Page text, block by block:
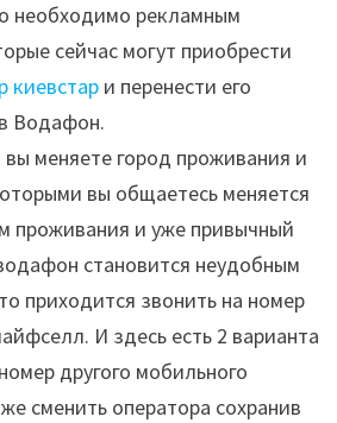
необходимо рекламным
сейчас могут приобрести
киевстари перенести его
Водафон.
вы меняете город проживания и
вы общаетесь меняется
проживания и уже привычный
становится неудобным
приходится звонить на номер
И здесь есть 2 варианта
другого мобильного
сменить оператора сохранив